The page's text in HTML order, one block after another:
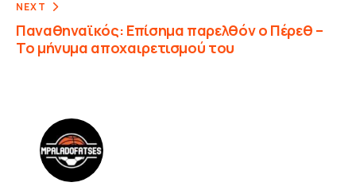
NEXT
Παναθηναϊκός: Επίσημα παρελθόν ο Πέρεθ –
Το μήνυμα αποχαιρετισμού του